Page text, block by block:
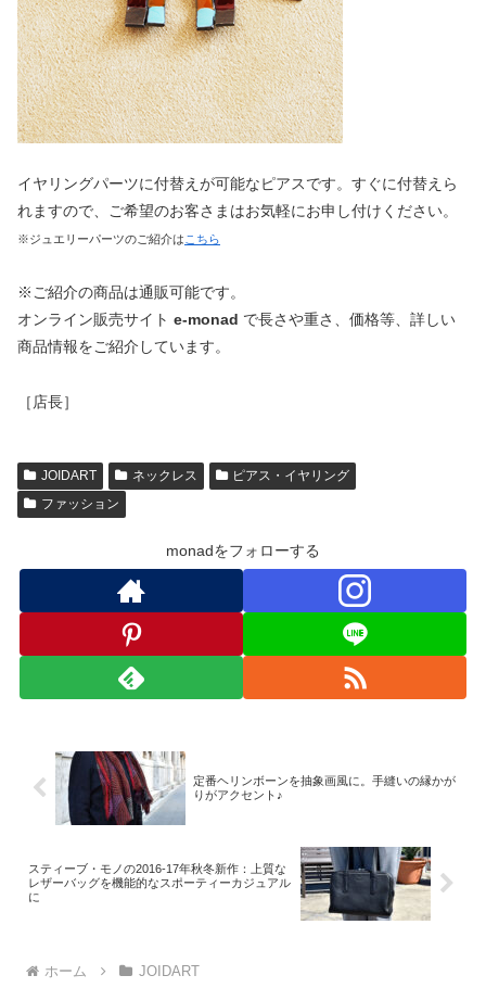
イヤリングパーツに付替えが可能なピアスです。すぐに付替えら
れますので、ご希望のお客さまはお気軽にお申し付けください。
※ジュエリーパーツのご紹介は こちら
※ご紹介の商品は通販可能です。
オンライン販売サイト e-monad で長さや重さ、価格等、詳しい
商品情報をご紹介しています。
［店長］
JOIDART ネックレス
ピアス・イヤリング
ファッション
monadをフォローする
定番ヘリンボーンを抽象画風に。手縫いの縁かが
りがアクセント♪
スティーブ・モノの2016-17年秋冬新作：上質な
レザーバッグを機能的なスポーティーカジュアル
に
ホーム JOIDART